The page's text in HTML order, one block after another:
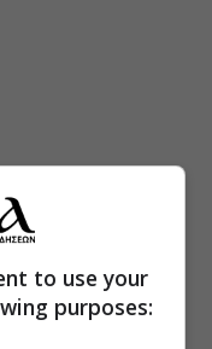
to use your
purposes: